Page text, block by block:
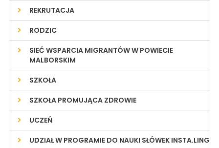
REKRUTACJA
RODZIC
SIEĆ WSPARCIA MIGRANTÓW W POWIECIE
MALBORSKIM
SZKOŁA
SZKOŁA PROMUJĄCA ZDROWIE
UCZEŃ
UDZIAŁ W PROGRAMIE DO NAUKI SŁÓWEK INSTA.LING